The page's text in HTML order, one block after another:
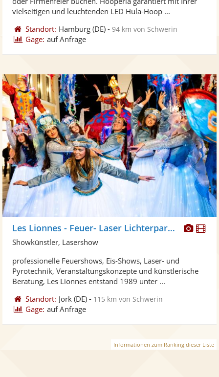
vielseitigen und leuchtenden LED Hula-Hoop ...
Standort: Hamburg (DE) -94 km von Schwerin
Gage: auf Anfrage
Les Lionnes - Feuer- Laser Lichterparaden
Showkünstler, Lasershow
professionelle Feuershows, Eis-Shows, Laser- und
Pyrotechnik, Veranstaltungskonzepte und künstlerische
Beratung, Les Lionnes entstand 1989 unter ...
Standort: Jork (DE) - 115 km von Schwerin
Gage: auf Anfrage
Informationen zum Ranking dieser Liste